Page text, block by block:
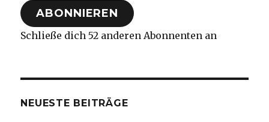
ABONNIEREN
Schließe dich 52 anderen Abonnenten an
NEUESTE BEITRÄGE